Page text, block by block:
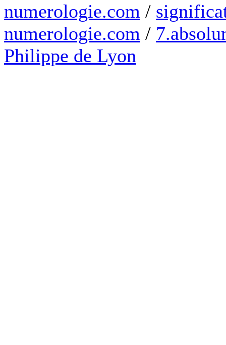
numerologie.com /
numerologie.com /
Philippe de Lyon